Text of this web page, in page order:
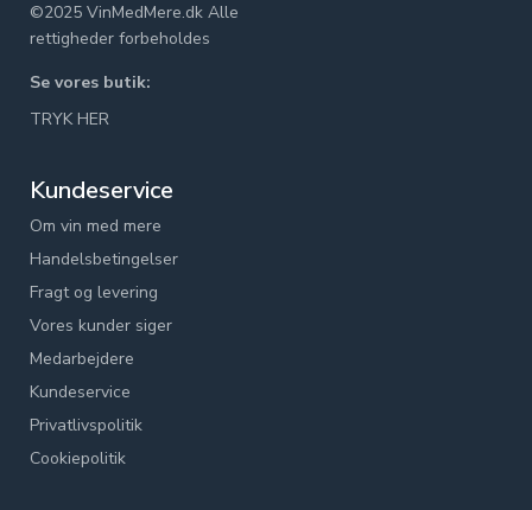
©2025 VinMedMere.dk Alle
rettigheder forbeholdes
Se vores butik:
TRYK HER
Kundeservice
Om vin med mere
Handelsbetingelser
Fragt og levering
Vores kunder siger
Medarbejdere
Kundeservice
Privatlivspolitik
Cookiepolitik